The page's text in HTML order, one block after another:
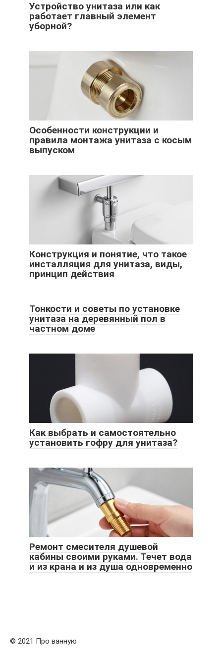
Устройство унитаза или как
работает главный элемент
уборной?
Особенности конструкции и
правила монтажа унитаза с косым
выпуском
Конструкция и понятие, что такое
инсталляция для унитаза, виды,
принцип действия
Тонкости и советы по установке
унитаза на деревянный пол в
частном доме
Как выбрать и самостоятельно
установить гофру для унитаза?
Ремонт смесителя душевой
кабины своими руками. Течет вода
и из крана и из душа одновременно
© 2021 Про ванную